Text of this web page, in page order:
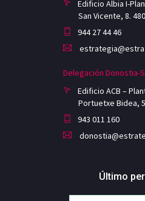
Edificio Albia I-
San Vicente, 8.
944 27 44 46
Delegación Donostia-
Edificio ACB –
Portuetxe Bidea,
943 011 160
Último